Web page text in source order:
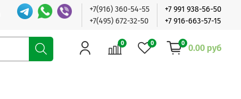
+7(916) 360-54-55
+7(495) 672-32-50
+7 991 938-56-50
+7 916-663-57-15
0 0 0 0.00 руб